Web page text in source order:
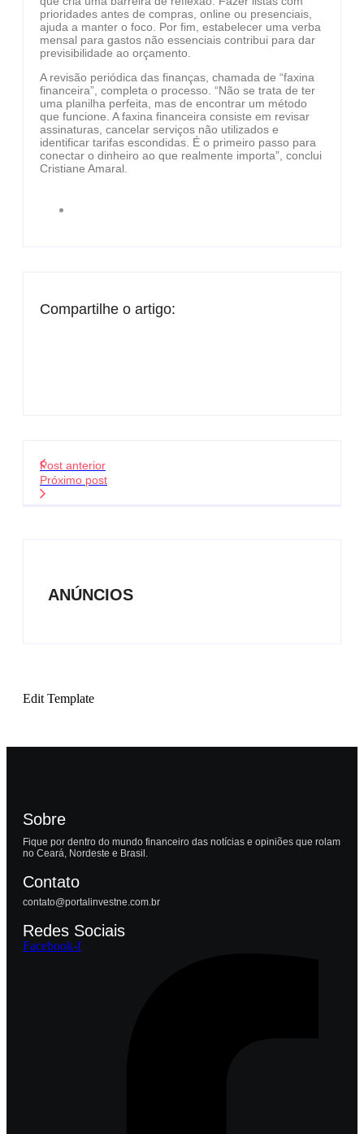
prioridades antes de compras, online ou presenciais,
ajuda a manter o foco. Por fim, estabelecer uma verba
mensal para gastos não essenciais contribui para dar
previsibilidade ao orçamento.
A revisão periódica das finanças, chamada de “faxina
financeira”, completa o processo. “Não se trata de ter
uma planilha perfeita, mas de encontrar um método
que funcione. A faxina financeira consiste em revisar
assinaturas, cancelar serviços não utilizados e
identificar tarifas escondidas. É o primeiro passo para
conectar o dinheiro ao que realmente importa”, conclui
Cristiane Amaral.
Compartilhe o artigo:
Post anterior
Próximo post
ANÚNCIOS
Edit Template
Sobre
Fique por dentro do mundo financeiro das notícias e opiniões que rolam
no Ceará, Nordeste e Brasil.
Contato
contato@portalinvestne.com.br
Redes Sociais
Facebook-f